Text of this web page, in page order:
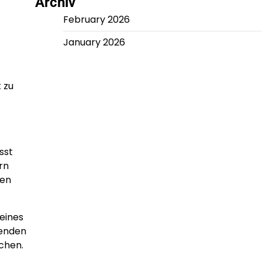
zu
February 2026
January 2026